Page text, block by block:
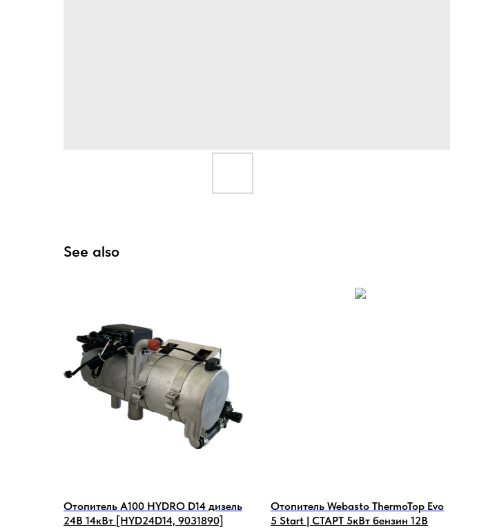
See also
Отопитель А100 HYDRO D14 дизель
24В 14кВт [HYD24D14, 9031890]
Отопитель Webasto ThermoTop Evo
5 Start | СТАРТ 5кВт бензин 12В